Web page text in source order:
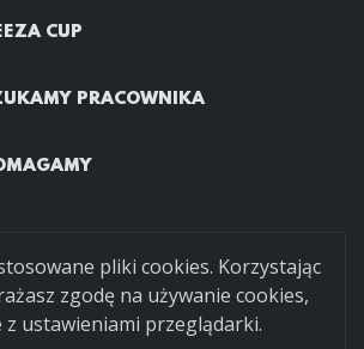
CUP
PRACOWNIKA
pliki cookies. Korzystając
zgodę na używanie cookies,
z ustawieniami przeglądarki.